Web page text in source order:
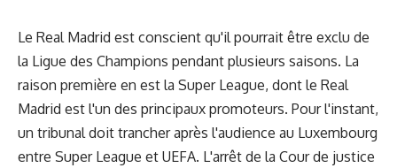
Le Real Madrid est conscient qu'il pourrait être exclu de
la Ligue des Champions pendant plusieurs saisons. La
raison première en est la Super League, dont le Real
Madrid est l'un des principaux promoteurs. Pour l'instant,
un tribunal doit trancher après l'audience au Luxembourg
entre Super League et UEFA. L'arrêt de la Cour de justice